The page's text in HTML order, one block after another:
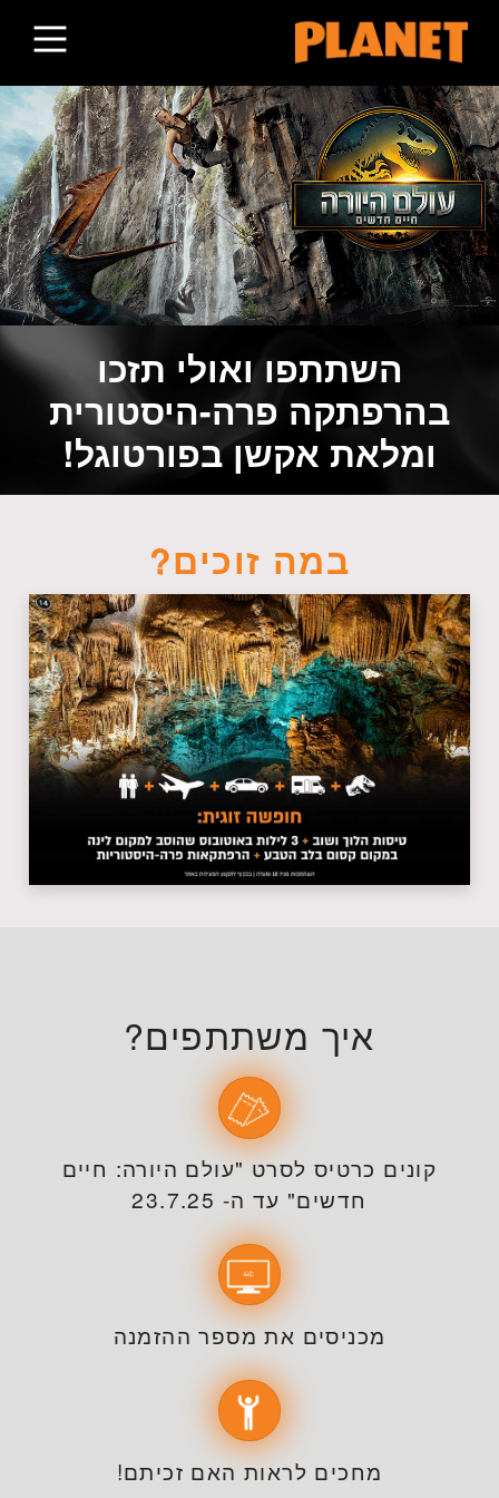
השתתפו ואולי תזכו
בהרפתקה פרה-היסטורית
ומלאת אקשן בפורטוגל!
במה זוכים?
איך משתתפים?
קונים כרטיס לסרט "עולם היורה: חיים
חדשים" עד ה- 23.7.25
מכניסים את מספר ההזמנה
מחכים לראות האם זכיתם!